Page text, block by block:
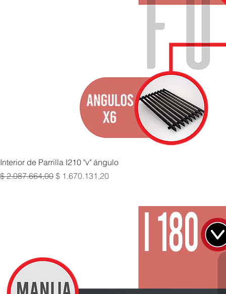
Interior de Parrilla I210 "v" ángulo
Precio
$ 2.087.664,00 Precio de oferta
$ 1.670.131,20